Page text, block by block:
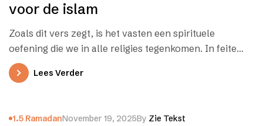
voor de islam
Zoals dit vers zegt, is het vasten een spirituele
oefening die we in alle religies tegenkomen. In feite
vastten de…
Lees Verder
1.5 RamadanNovember 19, 2025By Zie Tekst